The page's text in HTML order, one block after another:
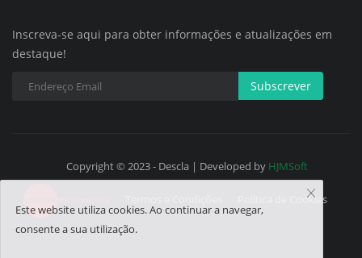
Inscreva-se aqui para obter informações e atualizações em
destaque!
Subscrever
Copyright © 2023 - Descla | Developed by HJMSoft
Política de Cookies
Este website utiliza cookies. Ao continuar a navegar,
consente a sua utilização.